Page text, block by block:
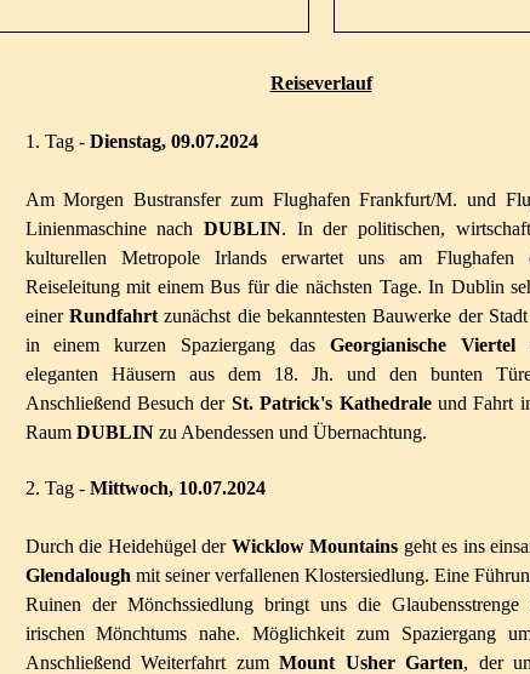
Reiseverlauf
1. Tag - Dienstag, 09.07.2024
Am Morgen Bustransfer zum Flughafen Frankfurt/M. und
Linienmaschine nach DUBLIN. In der politischen,
kulturellen Metropole Irlands erwartet uns am Flughafen
Reiseleitung mit einem Bus für die nächsten Tage. In Dublin
einer Rundfahrtzunächst die bekanntesten Bauwerke der
in einem kurzen Spaziergang das Georgianische Viertel
eleganten Häusern aus dem 18. Jh. und den bunten
Anschließend Besuch der St. Patrick's Kathedraleund Fahrt
Raum DUBLIN zu Abendessen und Übernachtung.
2. Tag - Mittwoch,10.07.2024
Durch die Heidehügel der Wicklow Mountains geht es ins
Glendalough mit seiner verfallenen Klostersiedlung. Eine
Ruinen der Mönchssiedlung bringt uns die Glaubensstrenge
irischen Mönchtums nahe. Möglichkeit zum Spaziergang
Anschließend Weiterfahrt zumMount Usher Garten, der